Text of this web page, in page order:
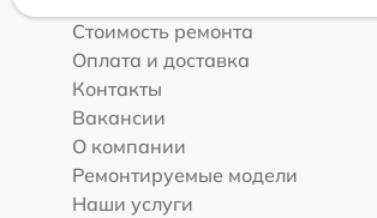
Стоимость ремонта
Оплата и доставка
Контакты
Вакансии
О компании
Ремонтируемые модели
Наши услуги